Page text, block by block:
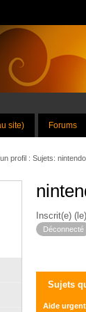
site) Forums
profil : Sujets: nintendo
Inscrit(e)
Déconnecté
Sujets
Aide